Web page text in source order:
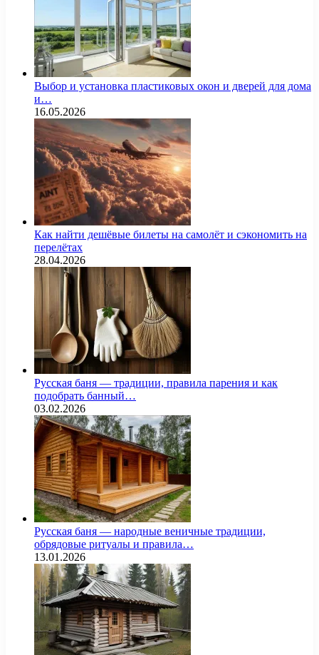
Выбор и установка пластиковых окон и дверей для дома
и…
16.05.2026
Как найти дешёвые билеты на самолёт и сэкономить на
перелётах
28.04.2026
Русская баня — традиции, правила парения и как
подобрать банный…
03.02.2026
Русская баня — народные веничные традиции,
обрядовые ритуалы и правила…
13.01.2026